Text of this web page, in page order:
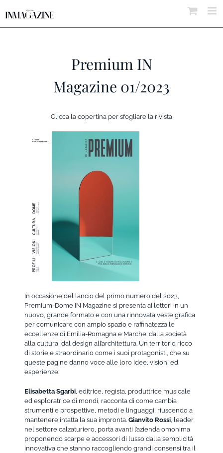
Premium IN
Magazine 01/2023
Clicca la copertina per sfogliare la rivista
In occasione del lancio del primo numero del 2023,
Premium-Dome IN Magazine si presenta ai lettori in un
nuovo, grande formato e con una rinnovata veste grafica
per comunicare con ampio spazio e raffinatezza le
eccellenze di Emilia-Romagna e Marche: dalla società
alla cultura, dal design all’architettura. Un territorio ricco
di storie e straordinario come i suoi protagonisti, che su
queste pagine danno voce alle loro idee, visioni ed
esperienze.
Elisabetta Sgarbi, editrice, regista, produttrice musicale
ed esploratrice di mondi, racconta di come cambia
strumenti e prospettive, metodi e linguaggi, riuscendo a
mantenere intatta la sua impronta.Gianvito Rossi, leader
nel settore calzaturiero, porta avanti l’azienda omonima
proponendo scarpe e accessori di lusso dalla semplicità
innovativa che stanno raccogliendo grandi consensi tra il